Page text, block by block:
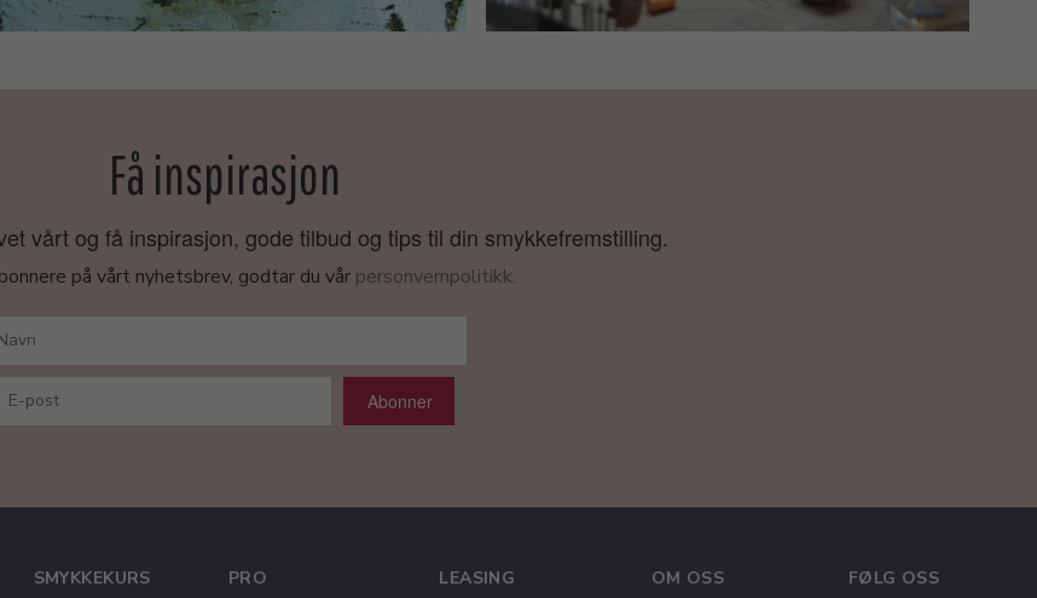
Få inspirasjon
vårt og få inspirasjon, gode tilbud og tips til din smykkefremstilling.
på vårt nyhetsbrev, godtar du vår personvernpolitikk.
Abonner
SMYKKEKURS PRO LEASING OM OSS FØLG OSS